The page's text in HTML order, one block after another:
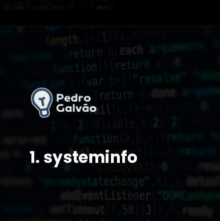
1. systeminfo